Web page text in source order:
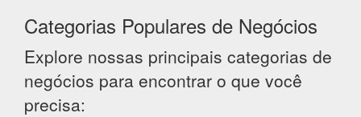
Categorias Populares de Negócios
Explore nossas principais categorias de
negócios para encontrar o que você
precisa: